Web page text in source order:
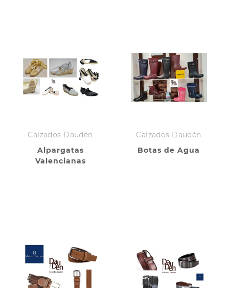
Calzados Daudén
Alpargatas
Valencianas
Calzados Daudén
Botas de Agua